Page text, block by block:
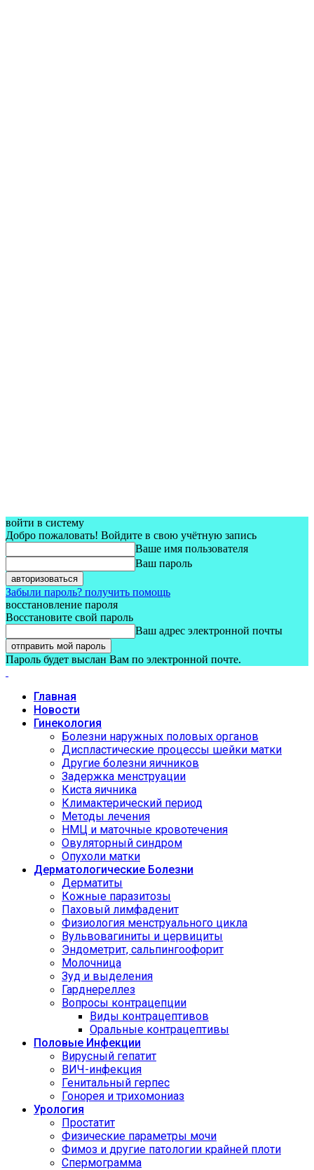
войти в систему
Добро пожаловать! Войдите в свою учётную запись
Ваше имя пользователя
Ваш пароль
Забыли пароль? получить помощь
восстановление пароля
Восстановите свой пароль
Ваш адрес электронной почты
Пароль будет выслан Вам по электронной почте.
Главная
Новости
Гинекология
Болезни наружных половых органов
Диспластические процессы шейки матки
Другие болезни яичников
Задержка менструации
Киста яичника
Климактерический период
Методы лечения
НМЦ и маточные кровотечения
Овуляторный синдром
Опухоли матки
Дерматологические Болезни
Дерматиты
Кожные паразитозы
Паховый лимфаденит
Физиология менструального цикла
Вульвовагиниты и цервициты
Эндометрит, сальпингоофорит
Молочница
Зуд и выделения
Гарднереллез
Вопросы контрацепции
Виды контрацептивов
Оральные контрацептивы
Половые Инфекции
Вирусный гепатит
ВИЧ-инфекция
Генитальный герпес
Гонорея и трихомониаз
Урология
Простатит
Физические параметры мочи
Фимоз и другие патологии крайней плоти
Спермограмма